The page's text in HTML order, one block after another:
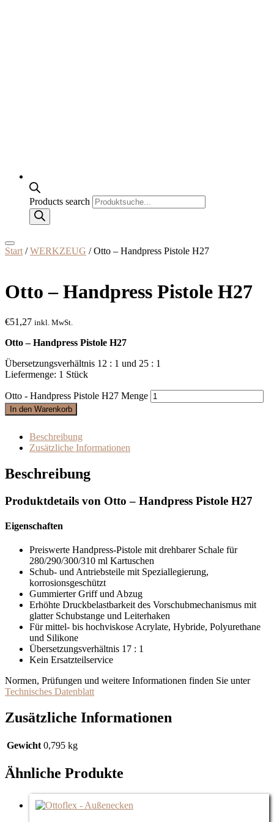
Products search
Start /WERKZEUG / Otto – Handpress Pistole H27
Otto – Handpress Pistole H27
€51,27 inkl. MwSt.
Otto – Handpress Pistole H27
Übersetzungsverhältnis 12 : 1 und 25 : 1
Liefermenge: 1 Stück
Otto - Handpress Pistole H27 Menge
In den Warenkorb
Beschreibung
Zusätzliche Informationen
Beschreibung
Produktdetails von Otto – Handpress Pistole H27
Eigenschaften
Preiswerte Handpress-Pistole mit drehbarer Schale für
280/290/300/310 ml Kartuschen
Schub- und Antriebsteile mit Speziallegierung,
korrosionsgeschützt
Gummierter Griff und Abzug
Erhöhte Druckbelastbarkeit des Vorschubmechanismus mit
glatter Schubstange und Leiterhaken
Für mittel- bis hochviskose Acrylate, Hybride, Polyurethane
und Silikone
Übersetzungsverhältnis 17 : 1
Kein Ersatzteilservice
Normen, Prüfungen und weitere Informationen finden Sie unter
Technisches Datenblatt
Zusätzliche Informationen
Gewicht 0,795 kg
Ähnliche Produkte